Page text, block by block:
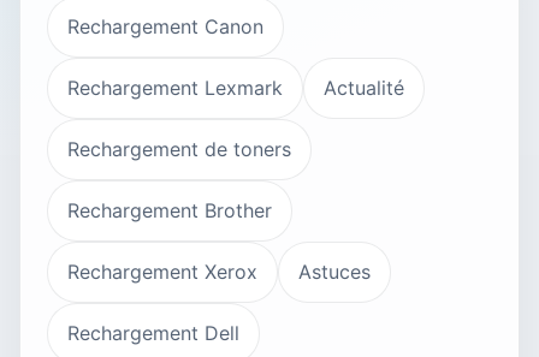
Rechargement Canon
Rechargement Lexmark Actualité
Rechargement de toners
Rechargement Brother
Rechargement Xerox Astuces
Rechargement Dell